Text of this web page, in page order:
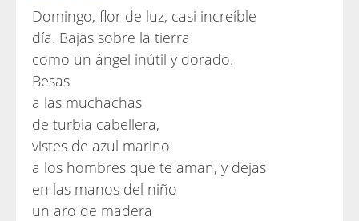
Domingo, flor de luz, casi increíble
día. Bajas sobre la tierra
como un ángel inútil y dorado.
Besas
a las muchachas
de turbia cabellera,
vistes de azul marino
a los hombres que te aman, y dejas
en las manos del niño
un aro de madera